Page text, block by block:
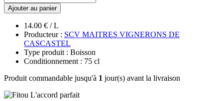
Ajouter au panier
14.00 € / L
Producteur : SCV MAITRES VIGNERONS DE
CASCASTEL
Type produit : Boisson
Conditionnement : 75 cl
Produit commandable jusqu'à 1 jour(s) avant la livraison